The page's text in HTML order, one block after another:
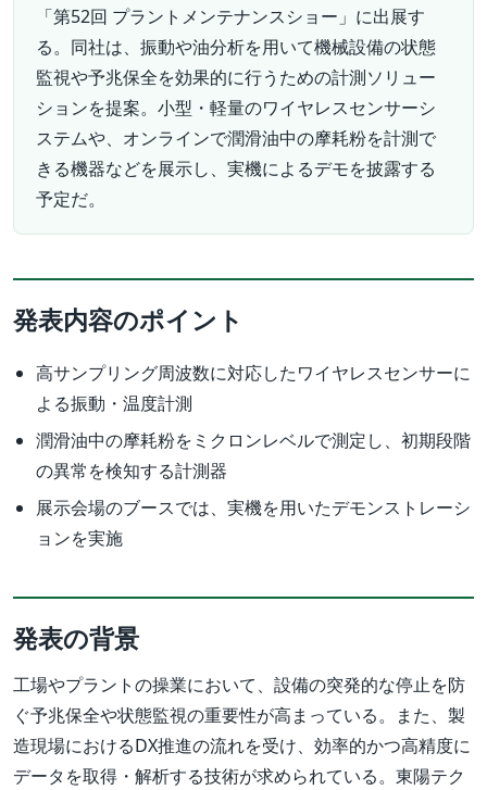
「第52回 プラントメンテナンスショー」に出展す
る。同社は、振動や油分析を用いて機械設備の状態
監視や予兆保全を効果的に行うための計測ソリュー
ションを提案。小型・軽量のワイヤレスセンサーシ
ステムや、オンラインで潤滑油中の摩耗粉を計測で
きる機器などを展示し、実機によるデモを披露する
予定だ。
発表内容のポイント
高サンプリング周波数に対応したワイヤレスセンサーに
よる振動・温度計測
潤滑油中の摩耗粉をミクロンレベルで測定し、初期段階
の異常を検知する計測器
展示会場のブースでは、実機を用いたデモンストレーシ
ョンを実施
発表の背景
工場やプラントの操業において、設備の突発的な停止を防
ぐ予兆保全や状態監視の重要性が高まっている。また、製
造現場におけるDX推進の流れを受け、効率的かつ高精度に
データを取得・解析する技術が求められている。東陽テク